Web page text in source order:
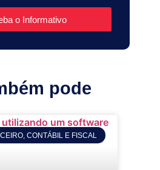
o Informativo
pode
CONTÁBIL E FISCAL